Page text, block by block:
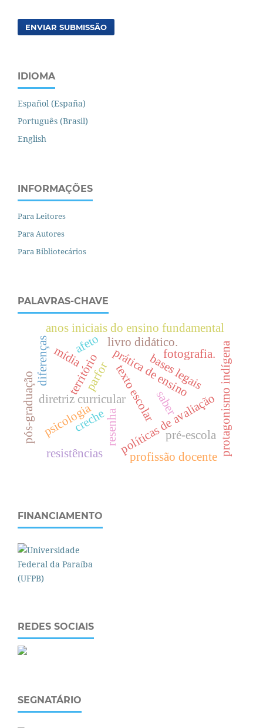
ENVIAR SUBMISSÃO
IDIOMA
Español (España)
Português (Brasil)
English
INFORMAÇÕES
Para Leitores
Para Autores
Para Bibliotecários
PALAVRAS-CHAVE
resenha
território
diretriz curricular
prática de ensino
texto escolar
políticas de avaliação
pós-graduação protagonismo indígena
saber
anos iniciais do ensino fundamental
mídia
livro didático.
parfor
pré-escola
creche
bases legais
psicologia
profissão docente
fotografia.
diferenças afeto
resistências
FINANCIAMENTO
REDES SOCIAIS
SEGNATÁRIO